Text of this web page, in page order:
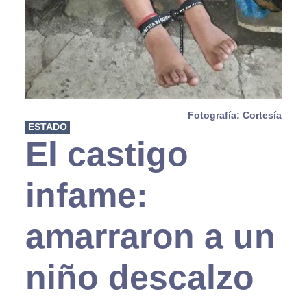
Fotografía: Cortesía
ESTADO
El castigo
infame:
amarraron a un
niño descalzo